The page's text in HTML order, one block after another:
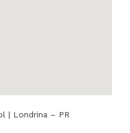
| Londrina – PR